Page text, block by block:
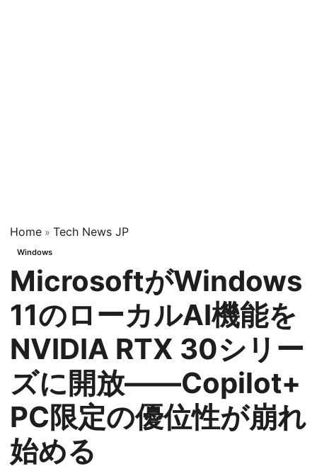
Home » Tech News JP
Windows
MicrosoftがWindows
11のローカルAI機能を
NVIDIA RTX 30シリー
ズに開放——Copilot+
PC限定の優位性が崩れ
始める